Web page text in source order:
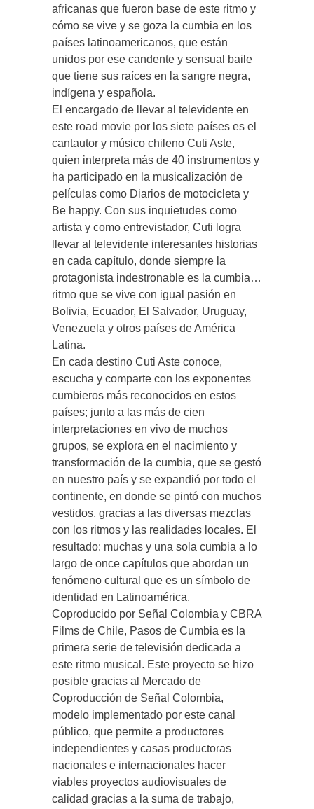
africanas que fueron base de este ritmo y
cómo se vive y se goza la cumbia en los
países latinoamericanos, que están
unidos por ese candente y sensual baile
que tiene sus raíces en la sangre negra,
indígena y española.
El encargado de llevar al televidente en
este road movie por los siete países es el
cantautor y músico chileno Cuti Aste,
quien interpreta más de 40 instrumentos y
ha participado en la musicalización de
películas como Diarios de motocicleta y
Be happy. Con sus inquietudes como
artista y como entrevistador, Cuti logra
llevar al televidente interesantes historias
en cada capítulo, donde siempre la
protagonista indestronable es la cumbia…
ritmo que se vive con igual pasión en
Bolivia, Ecuador, El Salvador, Uruguay,
Venezuela y otros países de América
Latina.
En cada destino Cuti Aste conoce,
escucha y comparte con los exponentes
cumbieros más reconocidos en estos
países; junto a las más de cien
interpretaciones en vivo de muchos
grupos, se explora en el nacimiento y
transformación de la cumbia, que se gestó
en nuestro país y se expandió por todo el
continente, en donde se pintó con muchos
vestidos, gracias a las diversas mezclas
con los ritmos y las realidades locales. El
resultado: muchas y una sola cumbia a lo
largo de once capítulos que abordan un
fenómeno cultural que es un símbolo de
identidad en Latinoamérica.
Coproducido por Señal Colombia y CBRA
Films de Chile, Pasos de Cumbia es la
primera serie de televisión dedicada a
este ritmo musical. Este proyecto se hizo
posible gracias al Mercado de
Coproducción de Señal Colombia,
modelo implementado por este canal
público, que permite a productores
independientes y casas productoras
nacionales e internacionales hacer
viables proyectos audiovisuales de
calidad gracias a la suma de trabajo,